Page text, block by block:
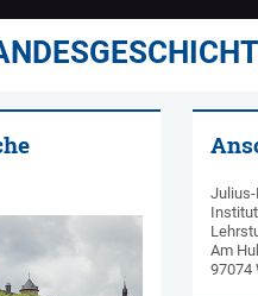
Julius-
Am
97074